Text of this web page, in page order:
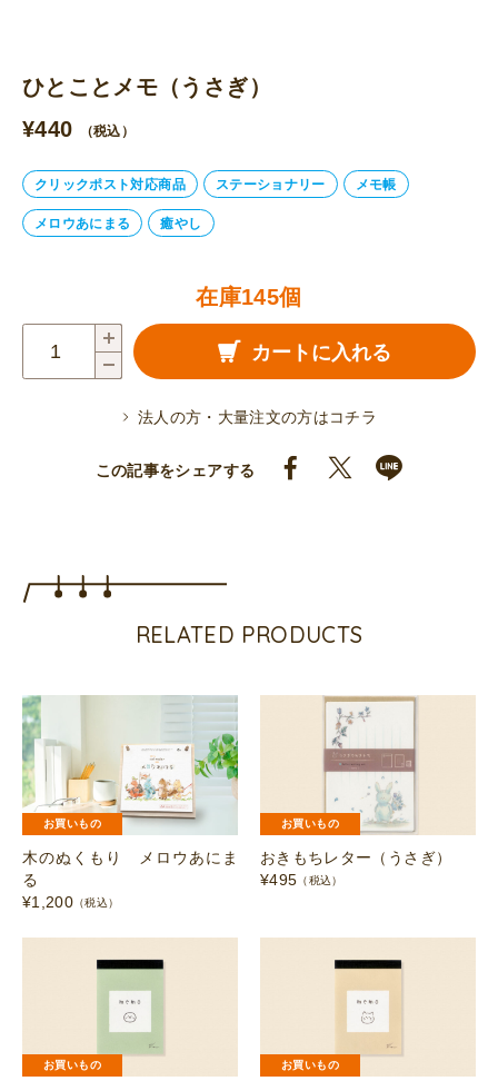
ひとことメモ（うさぎ）
¥440 （税込）
クリックポスト対応商品 ステーショナリー メモ帳
メロウあにまる 癒やし
在庫145個
ぎ）
カートに入れる
法人の方・大量注文の方はコチラ
この記事をシェアする
RELATED PRODUCTS
お買いもの
木のぬくもり メロウあにま
る
¥1,200 （税込）
お買いもの
おきもちレター（うさぎ）
¥495 （税込）
お買いもの お買いもの